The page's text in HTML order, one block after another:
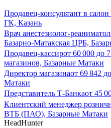
Продавец-консультант в
ГК, Казань
Врач анестезиолог-
Базарно-Матакская ЦРБ,
Продавец-кассирот 60 000 до
магазинов, Базарные Матаки
Директор магазинаот 69 842 до
Матаки
Представитель Т-Банкаот 45
Клиентский менеджер
ВТБ (ПАО), Базарные Матаки
HeadHunter